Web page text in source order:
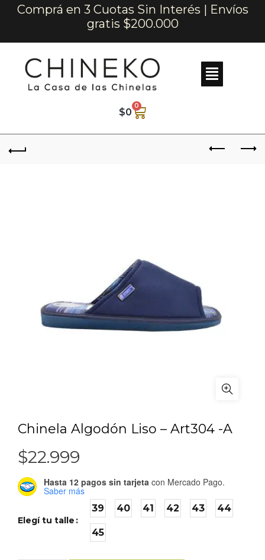
Comprá en 3 Cuotas Sin Interés | Envíos
gratis $200.000
$0
0
Chinela Algodón Liso – Art304 -A
$22.999
Hasta 12 pagos sin tarjeta con Mercado Pago.
Saber más
Elegí tu talle
39 40 41 42 43 44
45